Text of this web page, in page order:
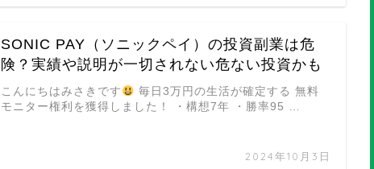
SONIC PAY（ソニックペイ）の投資副業は危
険？実績や説明が一切されない危ない投資かも
2024年10月3日
こんにちはみさきです
毎日3万円の生活が確定する 無料
モニター権利を獲得しました！ ・構想7年 ・勝率95 …